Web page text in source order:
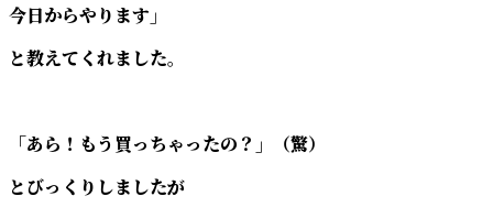
今日からやります」
と教えてくれました。
「あら！もう買っちゃったの？」（驚）
とびっくりしましたが